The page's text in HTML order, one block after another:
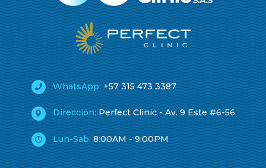
WhatsApp: +57 315 473 3387
Dirección:Perfect Clinic - Av. 9 Este #6-56
Lun-Sab:8:00AM - 9:00PM